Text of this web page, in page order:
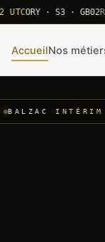
· S3 · GB02
AccueilNos
BALZAC INTÉRIM